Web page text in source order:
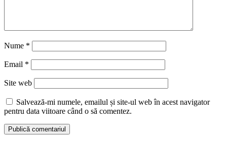
Nume *
Email *
Site web
Salvează-mi numele, emailul și site-ul web în acest navigator
pentru data viitoare când o să comentez.